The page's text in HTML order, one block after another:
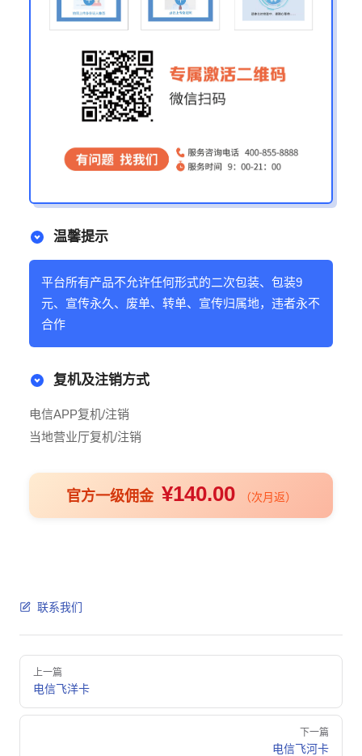
温馨提示
平台所有产品不允许任何形式的二次包装、包装9
元、宣传永久、废单、转单、宣传归属地，违者永不
合作
复机及注销方式
电信APP复机/注销
当地营业厅复机/注销
官方一级佣金 ¥140.00 （次月返）
联系我们
Pager
上一篇
电信飞洋卡
下一篇
电信飞河卡